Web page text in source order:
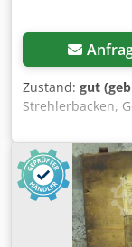
Zustand: gut
Strehlerbacken,
A Rabex Accjkr -
kg